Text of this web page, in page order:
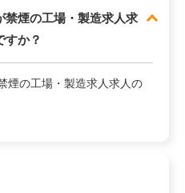
禁煙の工場・製造求人求
すか？
煙の工場・製造求人求人の